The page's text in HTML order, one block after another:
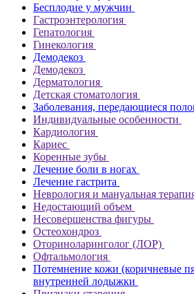
Бесплодие у мужчин
Гастроэнтерология
Гепатология
Гинекология
Демодекоз
Демодекоз
Дерматология
Детская стоматология
Заболевания, передающиеся
Индивидуальные особенности
Кардиология
Кариес
Коренные зубы
Лечение боли в ногах
Лечение гастрита
Неврология и мануальная
Недостающий объем
Несовершенства фигуры
Остеохондроз
Оториноларинголог (ЛОР)
Офтальмология
Потемнение кожи (коричневые
внутренней лодыжки